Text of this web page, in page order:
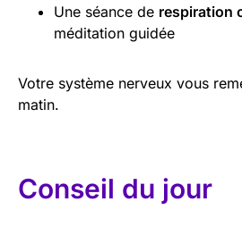
Une séance de respiration
méditation guidée
Votre système nerveux vous
matin.
Conseil du jour